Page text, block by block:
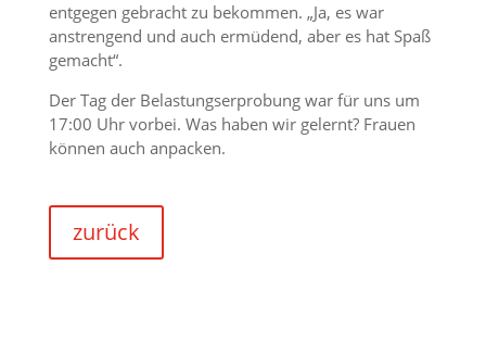
entgegen gebracht zu bekommen. „Ja, es war
anstrengend und auch ermüdend, aber es hat Spaß
gemacht“.
Der Tag der Belastungserprobung war für uns um
17:00 Uhr vorbei. Was haben wir gelernt? Frauen
können auch anpacken.
zurück